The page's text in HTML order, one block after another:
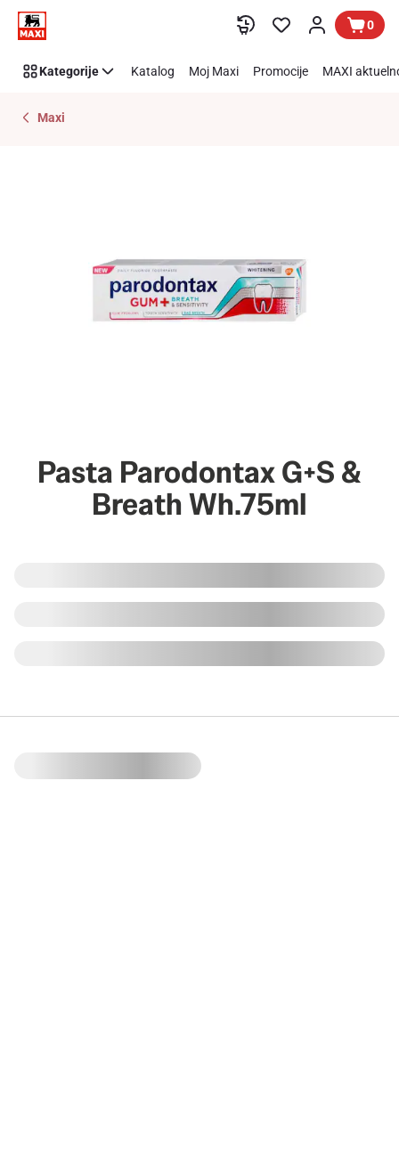
Preskoči link 0
Kategorije Katalog Moj Maxi Promocije MAXI
Maxi
Pasta Parodontax G+S &
Breath Wh.75ml